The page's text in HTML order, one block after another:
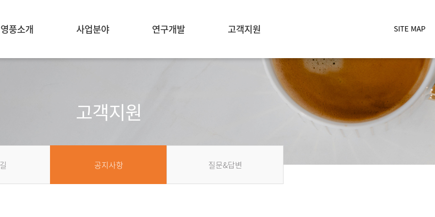
영풍소개 사업분야 연구개발 고객지원 SITE MAP
고객지원
공지사항 질문&답변